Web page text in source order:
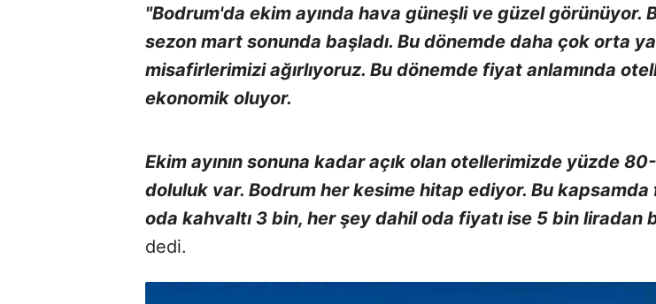
"Bodrum'da ekim ayında hava güneşli ve güzel görünüyor.
sezon mart sonunda başladı. Bu dönemde daha çok orta
misafirlerimizi ağırlıyoruz. Bu dönemde fiyat anlamında
ekonomik oluyor.
Ekim ayının sonuna kadar açık olan otellerimizde yüzde
doluluk var. Bodrum her kesime hitap ediyor. Bu
oda kahvaltı 3 bin, her şey dahil oda fiyatı ise 5 bin liradan
dedi.